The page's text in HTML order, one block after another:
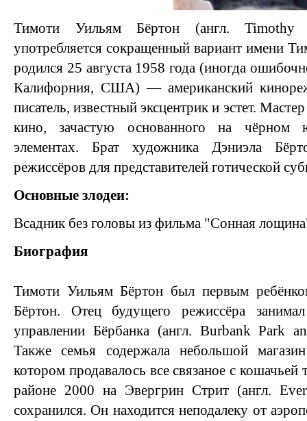
Тимоти Уильям Бёртон (англ.
употребляется сокращенный вариант имени
родился 25 августа 1958 года (иногда
Калифорния, США) — американский
писатель, известный эксцентрик и эстет.
кино, зачастую основанного на чёрном
элементах. Брат художника Дэниэла
режиссёров для представителей готической
Основные злодеи:
Всадник без головы из фильма "Сонная
Биография
Тимоти Уильям Бёртон был первым
Бёртон. Отец будущего режиссёра
управлении Бёрбанка (англ. Burbank Park
Также семья содержала небольшой
котором продавалось все связаное с
районе 2000 на Эвергрин Стрит (англ.
сохранился. Он находится неподалеку от